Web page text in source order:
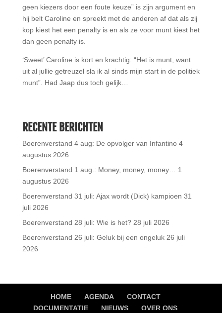
geen kiezers door een foute keuze” is zijn argument en
hij belt Caroline en spreekt met de anderen af dat als zij
kop kiest het een penalty is en als ze voor munt kiest het
dan geen penalty is.
‘Sweet’ Caroline is kort en krachtig: “Het is munt, want
uit al jullie getreuzel sla ik al sinds mijn start in de politiek
munt”. Had Jaap dus toch gelijk…
RECENTE BERICHTEN
Boerenverstand 4 aug: De opvolger van Infantino 4
augustus 2026
Boerenverstand 1 aug.: Money, money, money…
1
augustus 2026
Boerenverstand 31 juli: Ajax wordt (Dick) kampioen 31
juli 2026
Boerenverstand 28 juli: Wie is het? 28 juli 2026
Boerenverstand 26 juli: Geluk bij een ongeluk 26 juli
2026
HOME AGENDA
CONTACT
DOCUMENTATIE
NIEUWS OVER ONS